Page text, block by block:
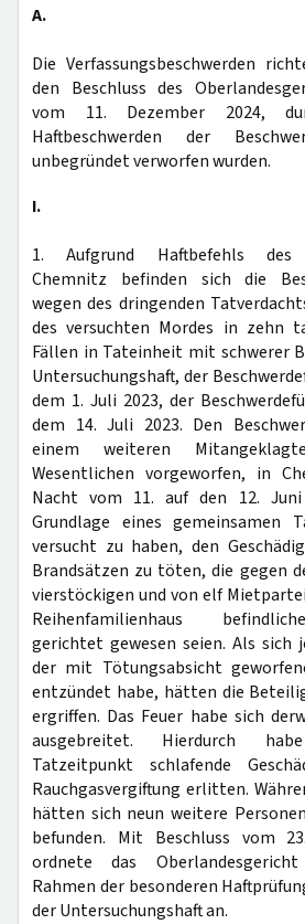
A.
Die Verfassungsbeschwerden
den Beschluss des
vom 11. Dezember 2024,
Haftbeschwerden der
unbegründet verworfen wurden.
I.
1. Aufgrund Haftbefehls des
Chemnitz befinden sich die
wegen des dringenden
des versuchten Mordes in zehn
Fällen in Tateinheit mit schwerer
Untersuchungshaft, der
dem 1. Juli 2023, der
dem 14. Juli 2023. Den
einem weiteren
Wesentlichen vorgeworfen, in
Nacht vom 11. auf den 12.
Grundlage eines gemeinsamen
versucht zu haben, den
Brandsätzen zu töten, die gegen
vierstöckigen und von elf
Reihenfamilienhaus
gerichtet gewesen seien. Als sich
der mit Tötungsabsicht
entzündet habe, hätten die
ergriffen. Das Feuer habe sich
ausgebreitet. Hierdurch
Tatzeitpunkt schlafende
Rauchgasvergiftung erlitten.
hätten sich neun weitere
befunden. Mit Beschluss vom
ordnete das
Rahmen der besonderen
der Untersuchungshaft an.